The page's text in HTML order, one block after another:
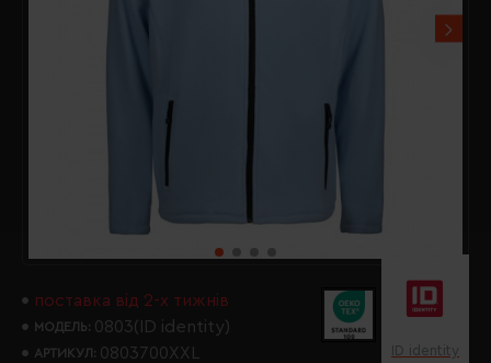
поставка від 2-х тижнів
МОДЕЛЬ: 0803(ID identity)
АРТИКУЛ: 0803700XXL ID identity